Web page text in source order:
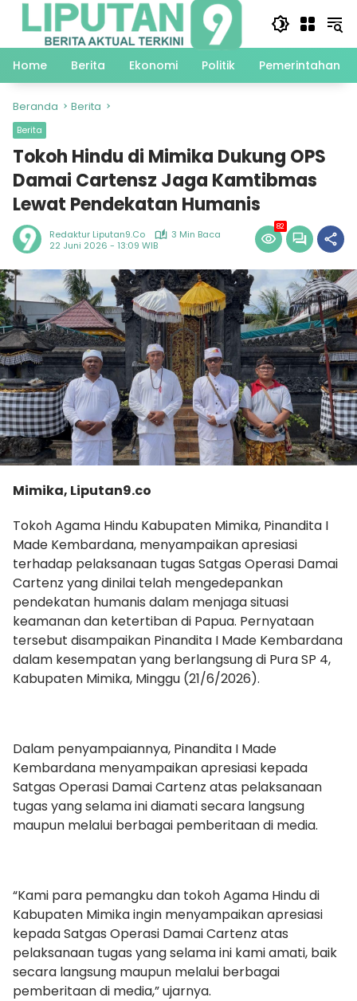
Langsung
Home
Berita Ekonomi Politik Pemerintahan
Beranda Berita
Berita
Tokoh Hindu di Mimika Dukung OPS
Damai Cartensz Jaga Kamtibmas
Lewat Pendekatan Humanis
Redaktur Liputan9.co
3 Min Baca
22 Juni 2026 - 13:09 WIB
82
Mimika, Liputan9.co
Tokoh Agama Hindu Kabupaten Mimika, Pinandita I
Made Kembardana, menyampaikan apresiasi
terhadap pelaksanaan tugas Satgas Operasi Damai
Cartenz yang dinilai telah mengedepankan
pendekatan humanis dalam menjaga situasi
keamanan dan ketertiban di Papua. Pernyataan
tersebut disampaikan Pinandita I Made Kembardana
dalam kesempatan yang berlangsung di Pura SP 4,
Kabupaten Mimika, Minggu (21/6/2026).
Dalam penyampaiannya, Pinandita I Made
Kembardana menyampaikan apresiasi kepada
Satgas Operasi Damai Cartenz atas pelaksanaan
tugas yang selama ini diamati secara langsung
maupun melalui berbagai pemberitaan di media.
“Kami para pemangku dan tokoh Agama Hindu di
Kabupaten Mimika ingin menyampaikan apresiasi
kepada Satgas Operasi Damai Cartenz atas
pelaksanaan tugas yang selama ini kami amati, baik
secara langsung maupun melalui berbagai
pemberitaan di media,” ujarnya.